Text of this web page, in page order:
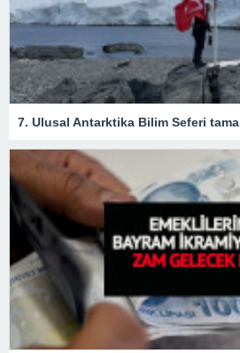
7. Ulusal Antarktika Bilim Seferi